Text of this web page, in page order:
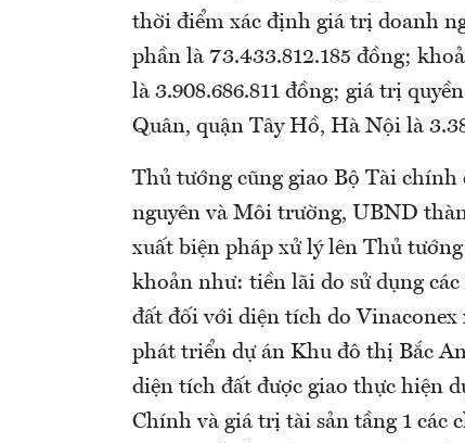
thời điểm xác định giá trị doanh
phần là 73.433.812.185 đồng;
là 3.908.686.811 đồng; giá trị
Quân, quận Tây Hồ, Hà Nội là
Thủ tướng cũng giao Bộ Tài
nguyên và Môi trường, UBND
xuất biện pháp xử lý lên Thủ
khoản như: tiền lãi do sử dụng
đất đối với diện tích do
phát triển dự án Khu đô thị Bắc
diện tích đất được giao thực hiện
Chính và giá trị tài sản tầng 1 các